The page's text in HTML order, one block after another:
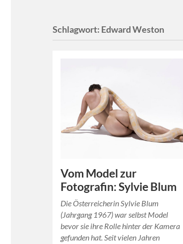
Schlagwort: Edward Weston
Vom Model zur
Fotografin: Sylvie Blum
Die Österreicherin Sylvie Blum
(Jahrgang 1967) war selbst Model
bevor sie ihre Rolle hinter der Kamera
gefunden hat. Seit vielen Jahren